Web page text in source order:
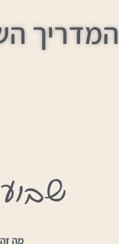
המדריך
שבוע 25 היפרדות בטנית
מה